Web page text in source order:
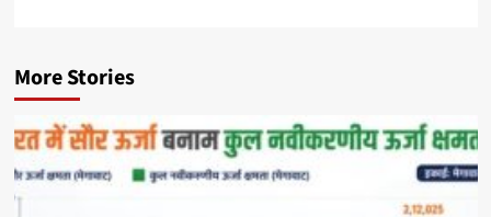
More Stories